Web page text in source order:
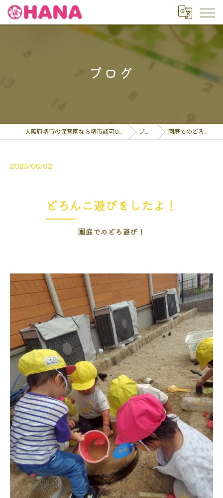
ブログ
大阪府堺市の保育園なら堺市認可OHANA保育園 ブログ 園庭でのどろ遊び！…
2025/06/02
どろんこ遊びをしたよ！
園庭でのどろ遊び！